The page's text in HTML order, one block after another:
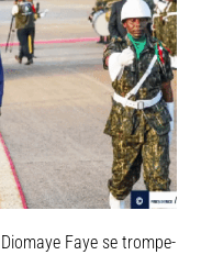
Faye se trompe-